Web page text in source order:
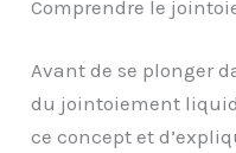
Comprendre le
Avant de se plonger
du jointoiement
ce concept et